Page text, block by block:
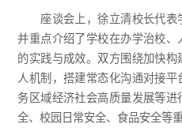
座谈会上，徐立清校长代表
并重点介绍了学校在办学治校
的实践与成效。双方围绕加快
人机制，搭建常态化沟通对接
务区域经济社会高质量发展等
全、校园日常安全、食品安全等